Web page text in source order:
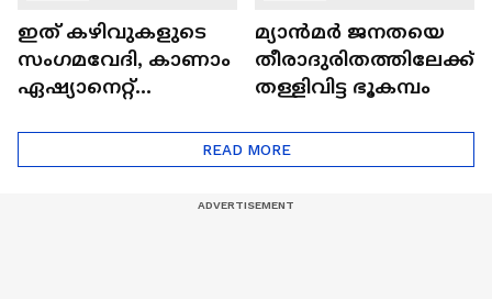
ഇത് കഴിവുകളുടെ
സംഗമവേദി, കാണാം
ഏഷ്യാനെറ്റ്
മ്യാൻമർ ജനതയെ
തീരാദുരിതത്തിലേക്ക്
തള്ളിവിട്ട ഭൂകമ്പം
READ MORE